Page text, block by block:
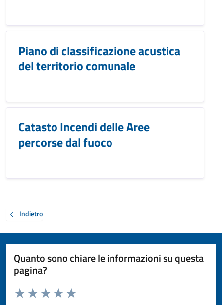
Piano di classificazione acustica
del territorio comunale
Catasto Incendi delle Aree
percorse dal fuoco
Indietro
Quanto sono chiare le informazioni su questa
pagina?
Valuta da 1 a 5 stelle la pagina